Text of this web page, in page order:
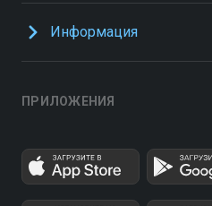
Информация
ПРИЛОЖЕНИЯ